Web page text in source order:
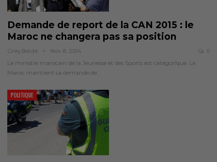
Demande de report de la CAN 2015 : le
Maroc ne changera pas sa position
Cirey.balde Nov 8, 2014 0
Le ministre marocain de la Jeunesse et des Sports est catégorique. Le
Maroc maintient sa demande de…
POLITIQUE